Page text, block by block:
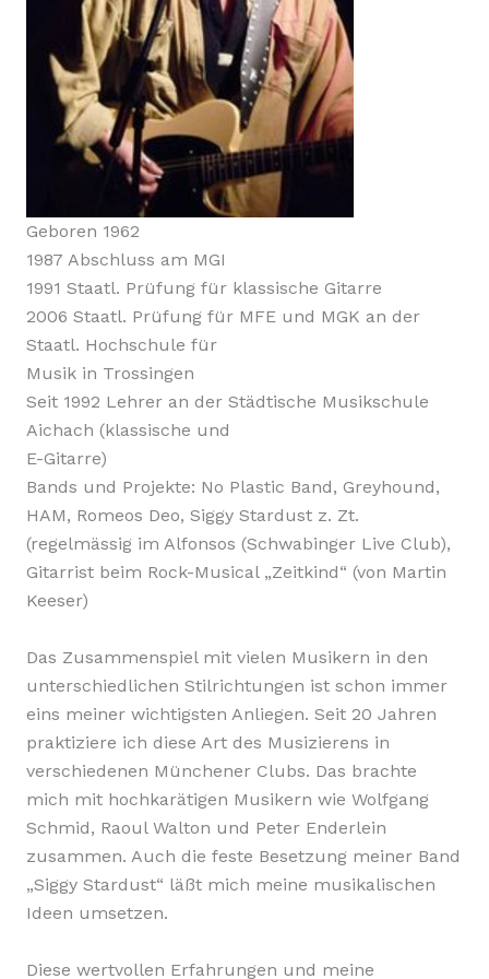
Geboren 1962
1987 Abschluss am MGI
1991 Staatl. Prüfung für klassische Gitarre
2006 Staatl. Prüfung für MFE und MGK an der
Staatl. Hochschule für
Musik in Trossingen
Seit 1992 Lehrer an der Städtische Musikschule
Aichach (klassische und
E-Gitarre)
Bands und Projekte: No Plastic Band, Greyhound,
HAM, Romeos Deo, Siggy Stardust z. Zt.
(regelmässig im Alfonsos (Schwabinger Live Club),
Gitarrist beim Rock-Musical „Zeitkind“ (von Martin
Keeser)
Das Zusammenspiel mit vielen Musikern in den
unterschiedlichen Stilrichtungen ist schon immer
eins meiner wichtigsten Anliegen. Seit 20 Jahren
praktiziere ich diese Art des Musizierens in
verschiedenen Münchener Clubs. Das brachte
mich mit hochkarätigen Musikern wie Wolfgang
Schmid, Raoul Walton und Peter Enderlein
zusammen. Auch die feste Besetzung meiner Band
„Siggy Stardust“ läßt mich meine musikalischen
Ideen umsetzen.
Diese wertvollen Erfahrungen und meine